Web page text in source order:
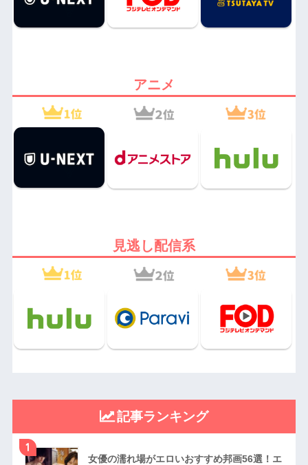
アニメ
見逃し配信系
記事ランキング
1
女優の濡れ場がエロいおすすめ邦画56選！エ